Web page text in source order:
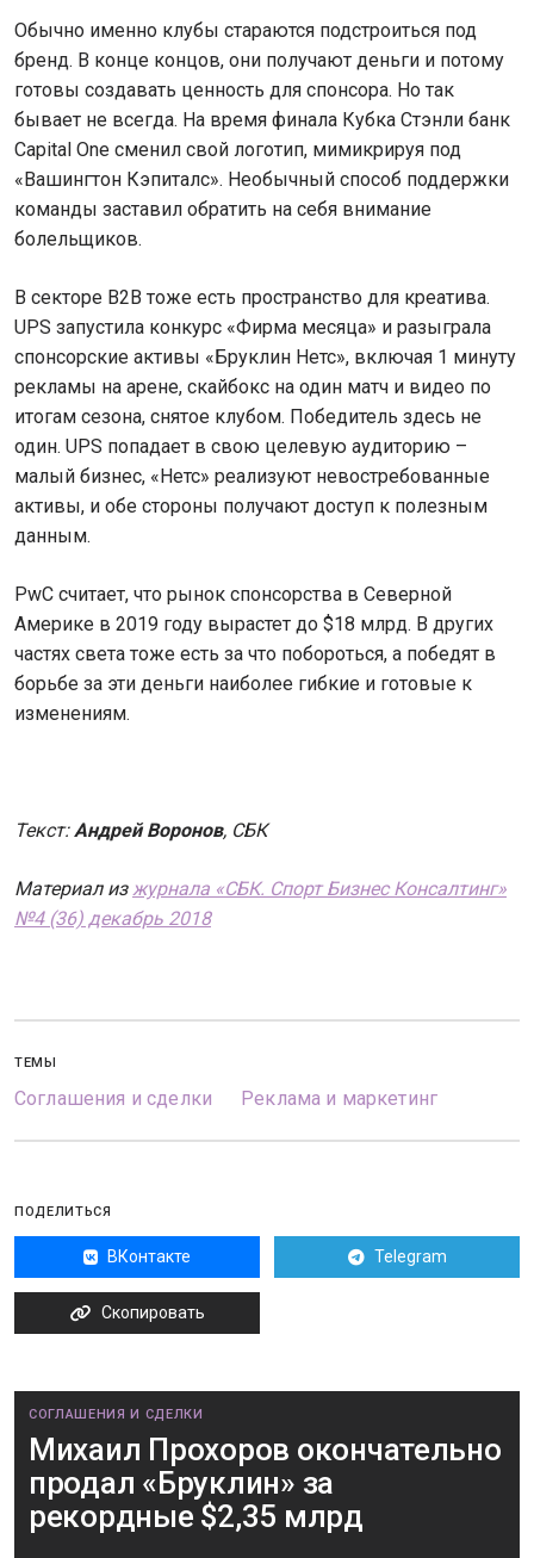
Обычно именно клубы стараются подстроиться под
бренд. В конце концов, они получают деньги и потому
готовы создавать ценность для спонсора. Но так
бывает не всегда. На время финала Кубка Стэнли банк
Capital One сменил свой логотип, мимикрируя под
«Вашингтон Кэпиталс». Необычный способ поддержки
команды заставил обратить на себя внимание
болельщиков.
В секторе B2B тоже есть пространство для креатива.
UPS запустила конкурс «Фирма месяца» и разыграла
спонсорские активы «Бруклин Нетс», включая 1 минуту
рекламы на арене, скайбокс на один матч и видео по
итогам сезона, снятое клубом. Победитель здесь не
один. UPS попадает в свою целевую аудиторию –
малый бизнес, «Нетс» реализуют невостребованные
активы, и обе стороны получают доступ к полезным
данным.
PwC считает, что рынок спонсорства в Северной
Америке в 2019 году вырастет до $18 млрд. В других
частях света тоже есть за что побороться, а победят в
борьбе за эти деньги наиболее гибкие и готовые к
изменениям.
Текст:Андрей Воронов, СБК
Материал изжурнала «СБК. Спорт Бизнес Консалтинг»
№4 (36) декабрь 2018
ТЕМЫ
Соглашения и сделки Реклама и маркетинг
ПОДЕЛИТЬСЯ
ВКонтакте Telegram
Скопировать
СОГЛАШЕНИЯ И СДЕЛКИ
Михаил Прохоров окончательно
продал «Бруклин» за
рекордные $2,35 млрд